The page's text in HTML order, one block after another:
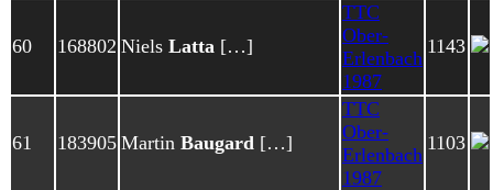
60 168802 Niels Latta […]
TTC
Ober-
Erlenbach
1987
1143
61 183905 Martin Baugard […]
TTC
Ober-
Erlenbach
1987
1103